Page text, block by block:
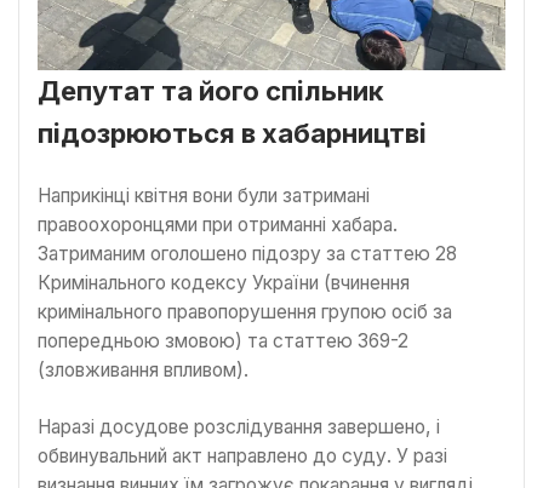
Депутат та його спільник
підозрюються в хабарництві
Наприкінці квітня вони були затримані
правоохоронцями при отриманні хабара.
Затриманим оголошено підозру за статтею 28
Кримінального кодексу України (вчинення
кримінального правопорушення групою осіб за
попередньою змовою) та статтею 369-2
(зловживання впливом).
Наразі досудове розслідування завершено, і
обвинувальний акт направлено до суду. У разі